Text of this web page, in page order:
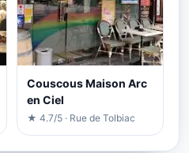
Couscous Maison Arc
en Ciel
★ 4.7/5 · Rue de Tolbiac